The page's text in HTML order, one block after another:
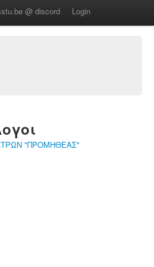
@ discord Login
"ΠΡΟΜΗΘΕΑΣ"